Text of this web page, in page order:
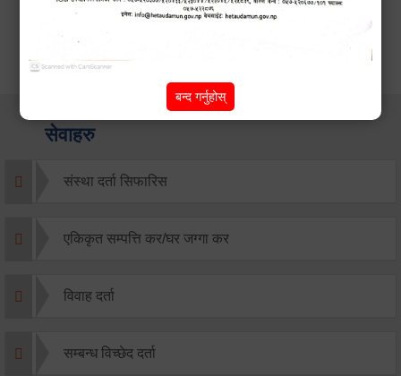
सेवाहरु
संस्था दर्ता सिफारिस
एकिकृत सम्पत्ति कर/घर जग्गा कर
विवाह दर्ता
सम्बन्ध विच्छेद दर्ता
बन्द गर्नुहोस्